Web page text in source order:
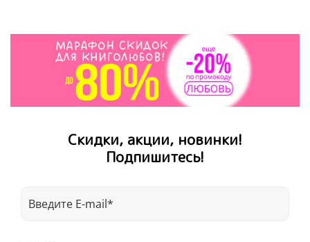
Скидки, акции, новинки!
Подпишитесь!